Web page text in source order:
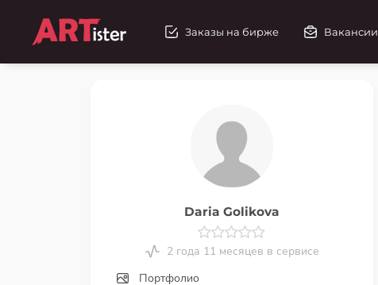
Заказы на бирже Вакансии
Daria Golikova
2 года 11 месяцев в сервисе
Портфолио